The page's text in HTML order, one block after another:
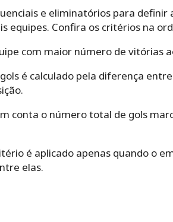
e eliminatórios para
equipes. Confira os critérios na
com maior número de vitórias
é calculado pela diferença
conta o número total de gols
é aplicado apenas quando o
elas.